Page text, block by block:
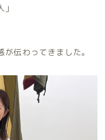
伝わってきました。